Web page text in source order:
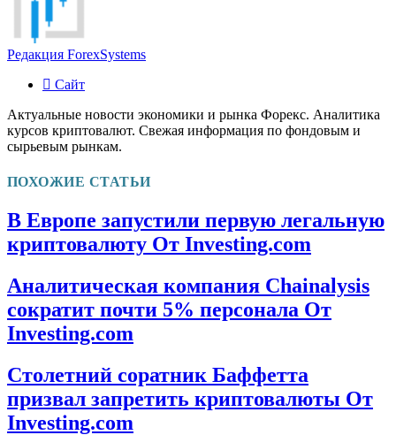
Редакция ForexSystems
Сайт
Актуальные новости экономики и рынка Форекс. Аналитика
курсов криптовалют. Свежая информация по фондовым и
сырьевым рынкам.
ПОХОЖИЕ СТАТЬИ
В Европе запустили первую легальную
криптовалюту От Investing.com
Аналитическая компания Chainalysis
сократит почти 5% персонала От
Investing.com
Столетний соратник Баффетта
призвал запретить криптовалюты От
Investing.com